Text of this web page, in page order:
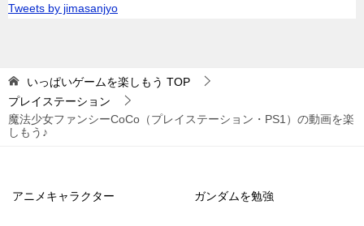
Tweets by jimasanjyo
いっぱいゲームを楽しもう TOP
プレイステーション
魔法少女ファンシーCoCo（プレイステーション・PS1）の動画を楽
しもう♪
アニメキャラクター ガンダムを勉強